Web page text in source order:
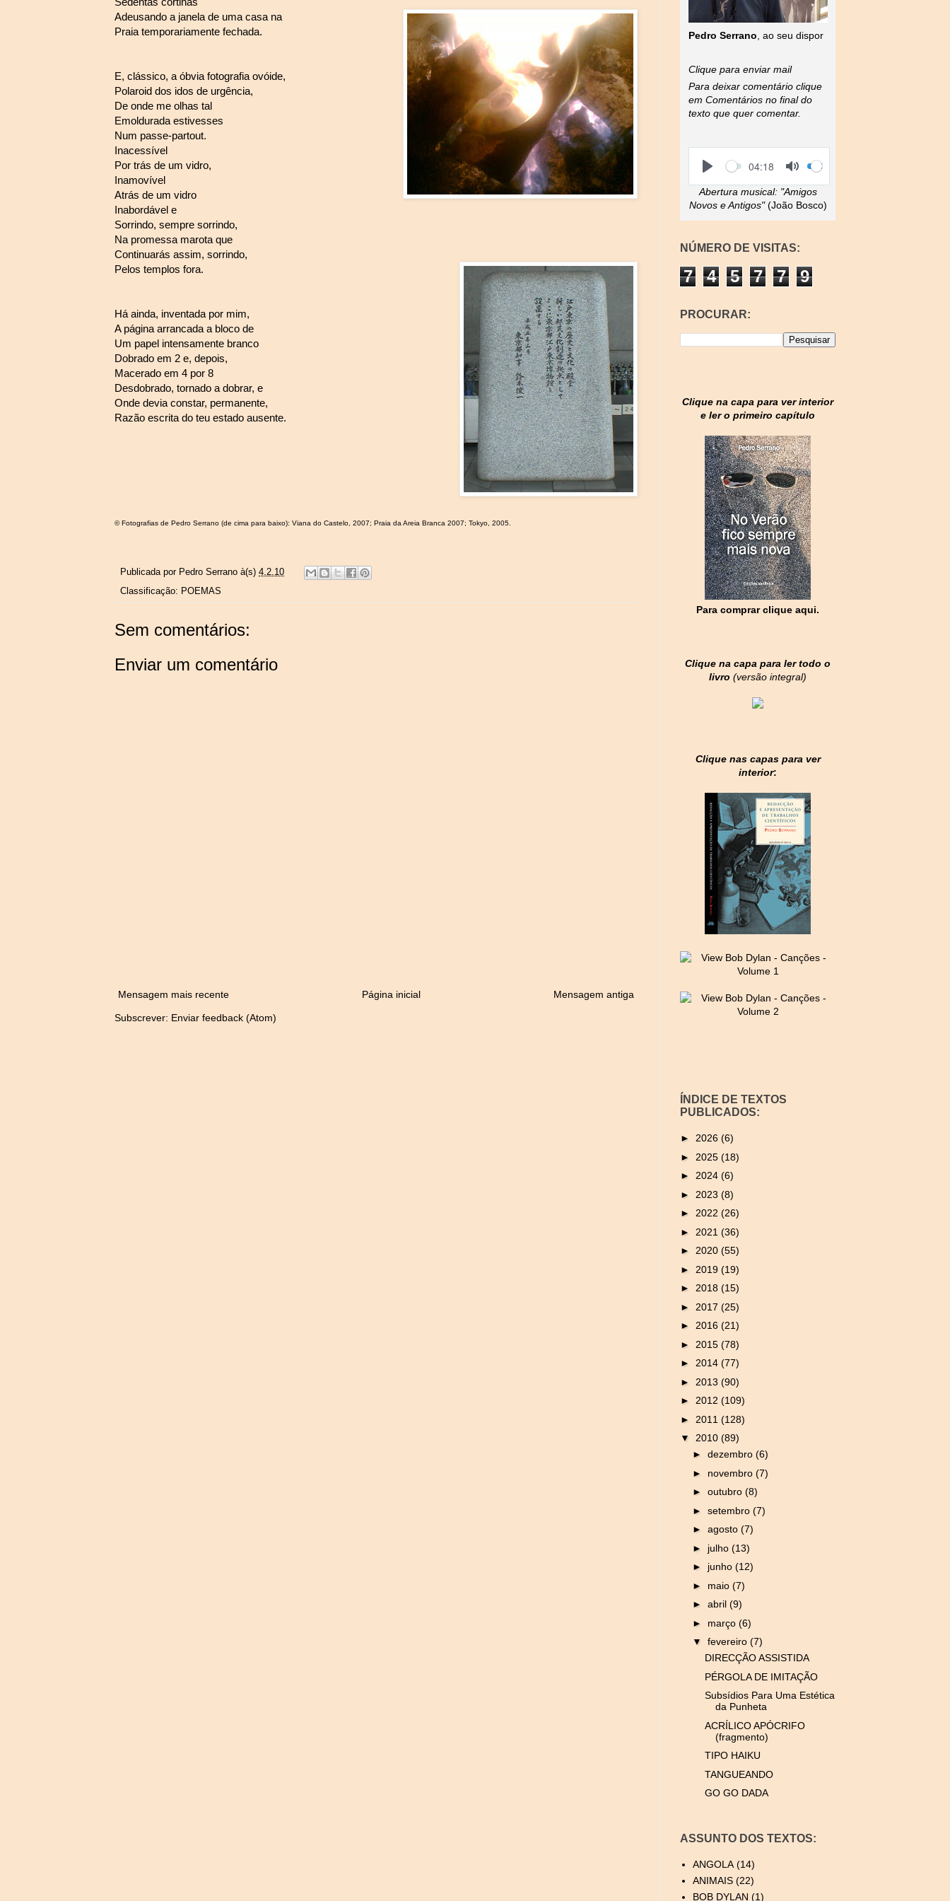
Adeusando a janela de uma casa na
Praia temporariamente fechada.
E, clássico, a óbvia fotografia ovóide,
Polaroid dos idos de urgência,
De onde me olhas tal
Emoldurada estivesses
Num passe-partout.
Inacessível
Por trás de um vidro,
Inamovível
Atrás de um vidro
Inabordável e
Sorrindo, sempre sorrindo,
Na promessa marota que
Continuarás assim, sorrindo,
Pelos templos fora.
Há ainda, inventada por mim,
A página arrancada a bloco de
Um papel intensamente branco
Dobrado em 2 e, depois,
Macerado em 4 por 8
Desdobrado, tornado a dobrar, e
Onde devia constar, permanente,
Razão escrita do teu estado ausente.
© Fotografias de Pedro Serrano (de cima para baixo): Viana do Castelo, 2007; Praia da Areia Branca 2007; Tokyo, 2005.
Publicada por Pedro Serrano à(s) 4.2.10
Classificação: POEMAS
Sem comentários:
Enviar um comentário
Mensagem mais recente Mensagem antiga
Página inicial
Subscrever: Enviar feedback (Atom)
Pedro Serrano , ao seu dispor
Clique para enviar mail
Para deixar comentário clique
em Comentários no final do
texto que quer comentar.
l
y
S
e
e
k
C
r
r
e
n
t
i
m
e
04:18
o
g
l
M
u
e
V
o
l
u
m
e
Abertura musical:"Amigos
Novos e Antigos"(João Bosco)
NÚMERO DE VISITAS:
7 4 5 7 7 9
PROCURAR:
Clique na capa para ver interior
e ler o primeiro capítulo
Para comprar clique aqui.
Clique na capa para ler todo o
livro (versão integral)
Clique nas capas para ver
interior:
ÍNDICE DE TEXTOS
PUBLICADOS:
► 2026 (6)
► 2025 (18)
► 2024 (6)
► 2023 (8)
► 2022 (26)
► 2021 (36)
► 2020 (55)
► 2019 (19)
► 2018 (15)
► 2017 (25)
► 2016 (21)
► 2015 (78)
► 2014 (77)
► 2013 (90)
► 2012 (109)
► 2011 (128)
▼ 2010 (89)
► dezembro (6)
► novembro (7)
► outubro (8)
► setembro (7)
► agosto (7)
► julho (13)
► junho (12)
► maio (7)
► abril (9)
► março (6)
▼ fevereiro (7)
DIRECÇÃO ASSISTIDA
PÉRGOLA DE IMITAÇÃO
Subsídios Para Uma Estética
da Punheta
ACRÍLICO APÓCRIFO
(fragmento)
TIPO HAIKU
TANGUEANDO
GO GO DADA
ASSUNTO DOS TEXTOS:
ANGOLA (14)
ANIMAIS (22)
BOB DYLAN (1)